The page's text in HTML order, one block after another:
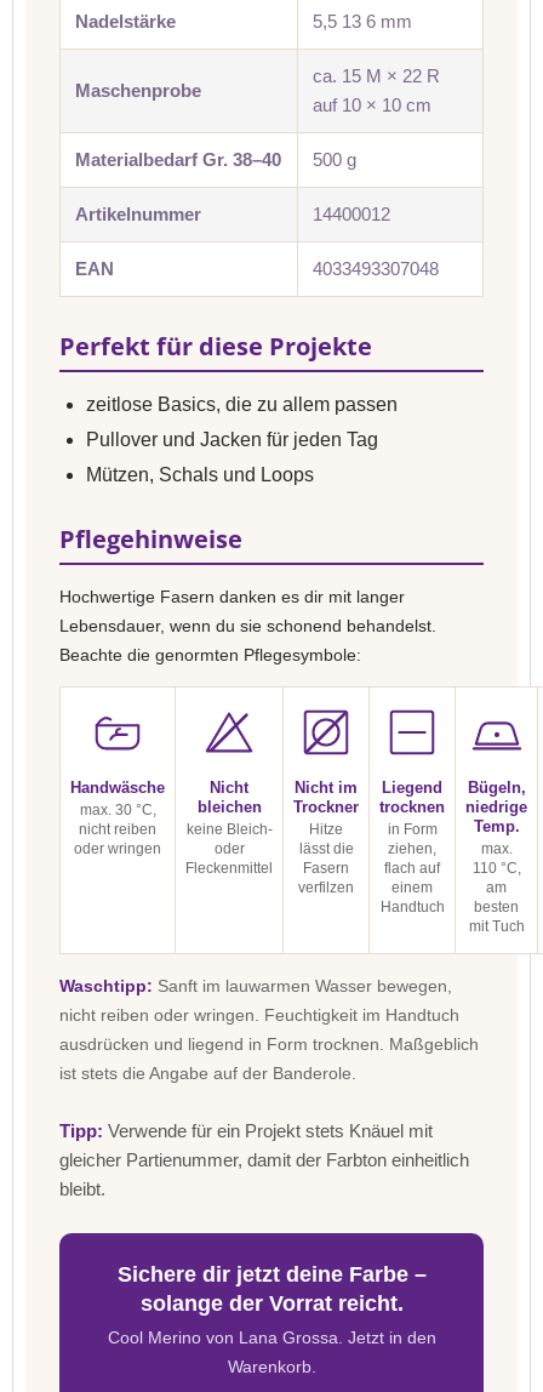
Nadelstärke 5,5 13 6 mm
Maschenprobe
ca. 15 M × 22 R
auf 10 × 10 cm
Materialbedarf Gr. 38–40 500 g
Artikelnummer 14400012
EAN 4033493307048
Perfekt für diese Projekte
zeitlose Basics, die zu allem passen
Pullover und Jacken für jeden Tag
Mützen, Schals und Loops
Pflegehinweise
Hochwertige Fasern danken es dir mit langer
Lebensdauer, wenn du sie schonend behandelst.
Beachte die genormten Pflegesymbole:
Handwäsche
max. 30 °C,
nicht reiben
oder wringen
Nicht
bleichen
keine Bleich-
oder
Fleckenmittel
Nicht im
Trockner
Hitze
lässt die
Fasern
verfilzen
Liegend
trocknen
in Form
ziehen,
flach auf
einem
Handtuch
Bügeln,
niedrige
Temp.
max.
110 °C,
am
besten
mit Tuch
Waschtipp: Sanft im lauwarmen Wasser bewegen,
nicht reiben oder wringen. Feuchtigkeit im Handtuch
ausdrücken und liegend in Form trocknen. Maßgeblich
ist stets die Angabe auf der Banderole.
Tipp: Verwende für ein Projekt stets Knäuel mit
gleicher Partienummer, damit der Farbton einheitlich
bleibt.
Sichere dir jetzt deine Farbe –
solange der Vorrat reicht.
Cool Merino von Lana Grossa. Jetzt in den
Warenkorb.